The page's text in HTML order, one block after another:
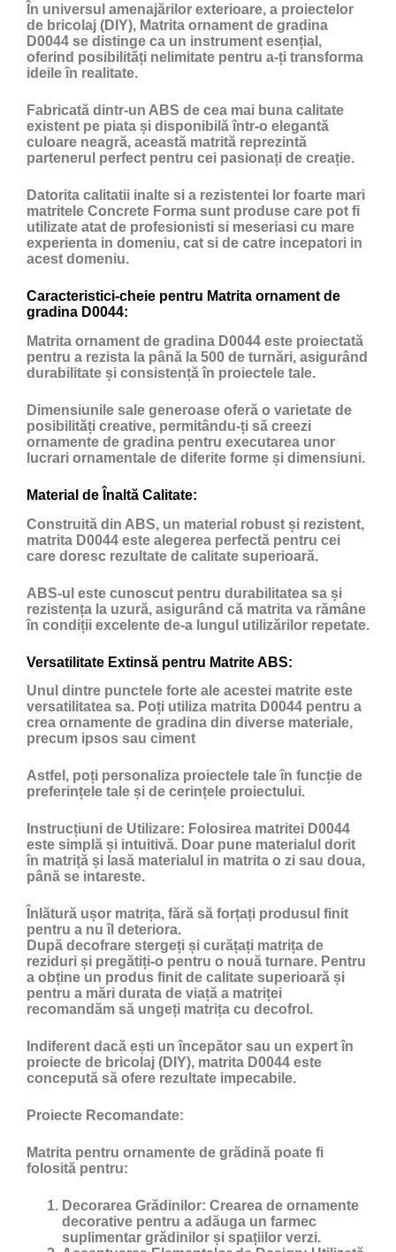
În universul amenajărilor exterioare, a proiectelor
de bricolaj (DIY), Matrita ornament de gradina
D0044 se distinge ca un instrument esențial,
oferind posibilități nelimitate pentru a-ți transforma
ideile în realitate.
Fabricată dintr-un ABS de cea mai buna calitate
existent pe piata și disponibilă într-o elegantă
culoare neagră, această matrită reprezintă
partenerul perfect pentru cei pasionați de creație.
Datorita calitatii inalte si a rezistentei lor foarte mari
matritele Concrete Forma sunt produse care pot fi
utilizate atat de profesionisti si meseriasi cu mare
experienta in domeniu, cat si de catre incepatori in
acest domeniu.
Caracteristici-cheie pentru Matrita ornament de
gradina D0044:
Matrita ornament de gradina D0044 este proiectată
pentru a rezista la până la 500 de turnări, asigurând
durabilitate și consistență în proiectele tale.
Dimensiunile sale generoase oferă o varietate de
posibilități creative, permitându-ți să creezi
ornamente de gradina pentru executarea unor
lucrari ornamentale de diferite forme și dimensiuni.
Material de Înaltă Calitate:
Construită din ABS, un material robust și rezistent,
matrita D0044 este alegerea perfectă pentru cei
care doresc rezultate de calitate superioară.
ABS-ul este cunoscut pentru durabilitatea sa și
rezistența la uzură, asigurând că matrita va rămâne
în condiții excelente de-a lungul utilizărilor repetate.
Versatilitate Extinsă pentru Matrite ABS:
Unul dintre punctele forte ale acestei matrite este
versatilitatea sa. Poți utiliza matrita D0044 pentru a
crea ornamente de gradina din diverse materiale,
precum ipsos sau ciment
Astfel, poți personaliza proiectele tale în funcție de
preferințele tale și de cerințele proiectului.
Instrucțiuni de Utilizare: Folosirea matritei D0044
este simplă și intuitivă. Doar pune materialul dorit
în matriță și lasă materialul in matrita o zi sau doua,
până se intareste.
Înlătură ușor matrița, fără să forțați produsul finit
pentru a nu îl deteriora.
După decofrare stergeți și curățați matrița de
reziduri și pregătiți-o pentru o nouă turnare. Pentru
a obține un produs finit de calitate superioară și
pentru a mări durata de viață a matriței
recomandăm să ungeți matrița cu decofrol .
Indiferent dacă ești un începător sau un expert în
proiecte de bricolaj (DIY), matrita D0044 este
concepută să ofere rezultate impecabile.
Proiecte Recomandate:
Matrita pentru ornamente de grădină poate fi
folosită pentru:
Decorarea Grădinilor: Crearea de ornamente
decorative pentru a adăuga un farmec
suplimentar grădinilor și spațiilor verzi.